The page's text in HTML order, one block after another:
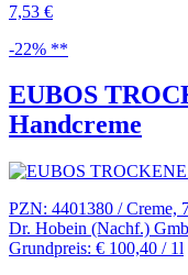
7,53 €
-22% **
EUBOS
Handcreme
PZN: 4401380 / Creme,
Dr. Hobein (Nachf.)
Grundpreis: € 100,40 / 1l